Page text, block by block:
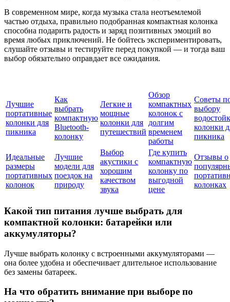
В современном мире, когда музыка стала неотъемлемой
частью отдыха, правильно подобранная компактная колонка
способна подарить радость и заряд позитивных эмоций во
время любых приключений. Не бойтесь экспериментировать,
слушайте отзывы и тестируйте перед покупкой — и тогда ваш
выбор обязательно оправдает все ожидания.
Лучшие
портативные
колонки для
пикника
Как
выбрать
компактную
Bluetooth-
колонку
Легкие и
мощные
колонки для
путешествий
Обзор
компактных
колонок с
долгим
временем
работы
Советы
выбору
колонки
пикника
Идеальные
размеры
портативных
колонок
Лучшие
модели для
поездок на
природу
Выбор
акустики с
хорошим
качеством
звука
Где купить
компактную
колонку по
выгодной
цене
Отзывы о
колонках
Какой тип питания лучше выбрать для
компактной колонки: батарейки или
аккумуляторы?
Лучше выбрать колонку с встроенными аккумуляторами —
она более удобна и обеспечивает длительное использование
без замены батареек.
На что обратить внимание при выборе по